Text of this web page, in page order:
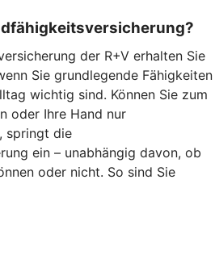
der R+V erhalten Sie
Sie grundlegende Fähigkeiten
wichtig sind. Können Sie zum
oder Ihre Hand nur
springt die
ein – unabhängig davon, ob
oder nicht. So sind Sie